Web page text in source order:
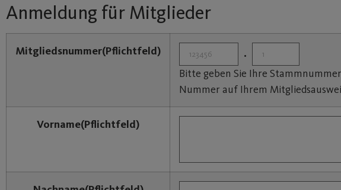
Anmeldung für Mitglieder
Mitgliedsnummer(Pflichtfeld)
.
Bitte geben Sie Ihre
Nummer auf Ihrem
Vorname(Pflichtfeld)